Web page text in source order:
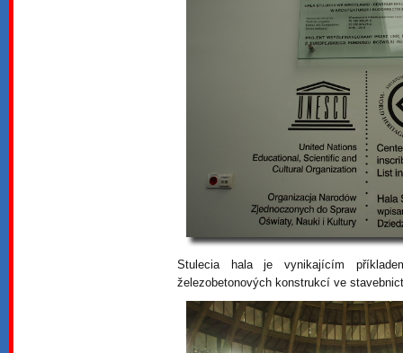
Stulecia hala je vynikajícím
železobetonových konstrukcí ve